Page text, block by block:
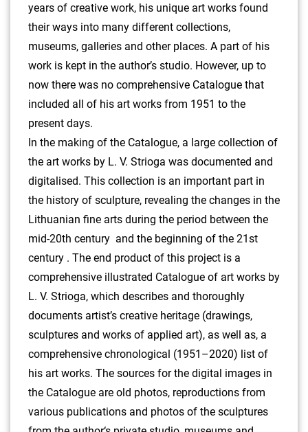
years of creative work, his unique art works found
their ways into many different collections,
museums, galleries and other places. A part of his
work is kept in the author’s studio. However, up to
now there was no comprehensive Catalogue that
included all of his art works from 1951 to the
present days.
In the making of the Catalogue, a large collection of
the art works by L. V. Strioga was documented and
digitalised. This collection is an important part in
the history of sculpture, revealing the changes in the
Lithuanian fine arts during the period between the
mid-20th century and the beginning of the 21st
century . The end product of this project is a
comprehensive illustrated Catalogue of art works by
L. V. Strioga, which describes and thoroughly
documents artist’s creative heritage (drawings,
sculptures and works of applied art), as well as, a
comprehensive chronological (1951–2020) list of
his art works. The sources for the digital images in
the Catalogue are old photos, reproductions from
various publications and photos of the sculptures